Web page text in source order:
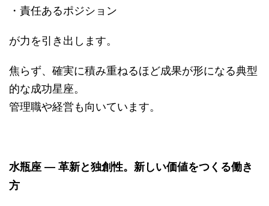
・責任あるポジション
が力を引き出します。
焦らず、確実に積み重ねるほど成果が形になる典型
的な成功星座。
管理職や経営も向いています。
水瓶座 ― 革新と独創性。新しい価値をつくる働き
方